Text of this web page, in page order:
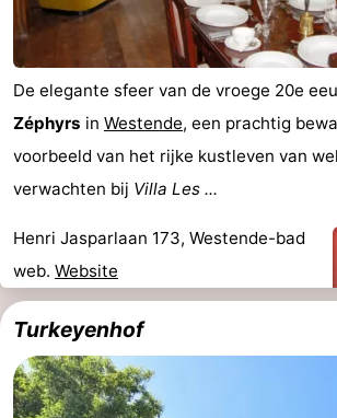
De elegante sfeer van de vroege 20e
Zéphyrs in Westende, een prachtig
voorbeeld van het rijke kustleven van
verwachten bij Villa Les ...
Henri Jasparlaan 173, Westende-bad
web. Website
Turkeyenhof